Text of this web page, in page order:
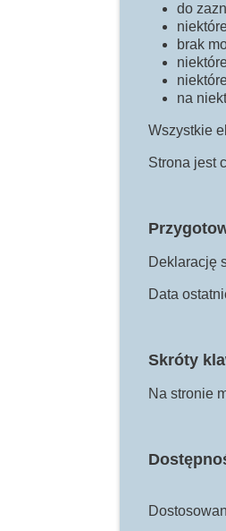
do
brak
na
Wszystkie
Strona jest
Deklarację
Data
Skróty
Na stronie